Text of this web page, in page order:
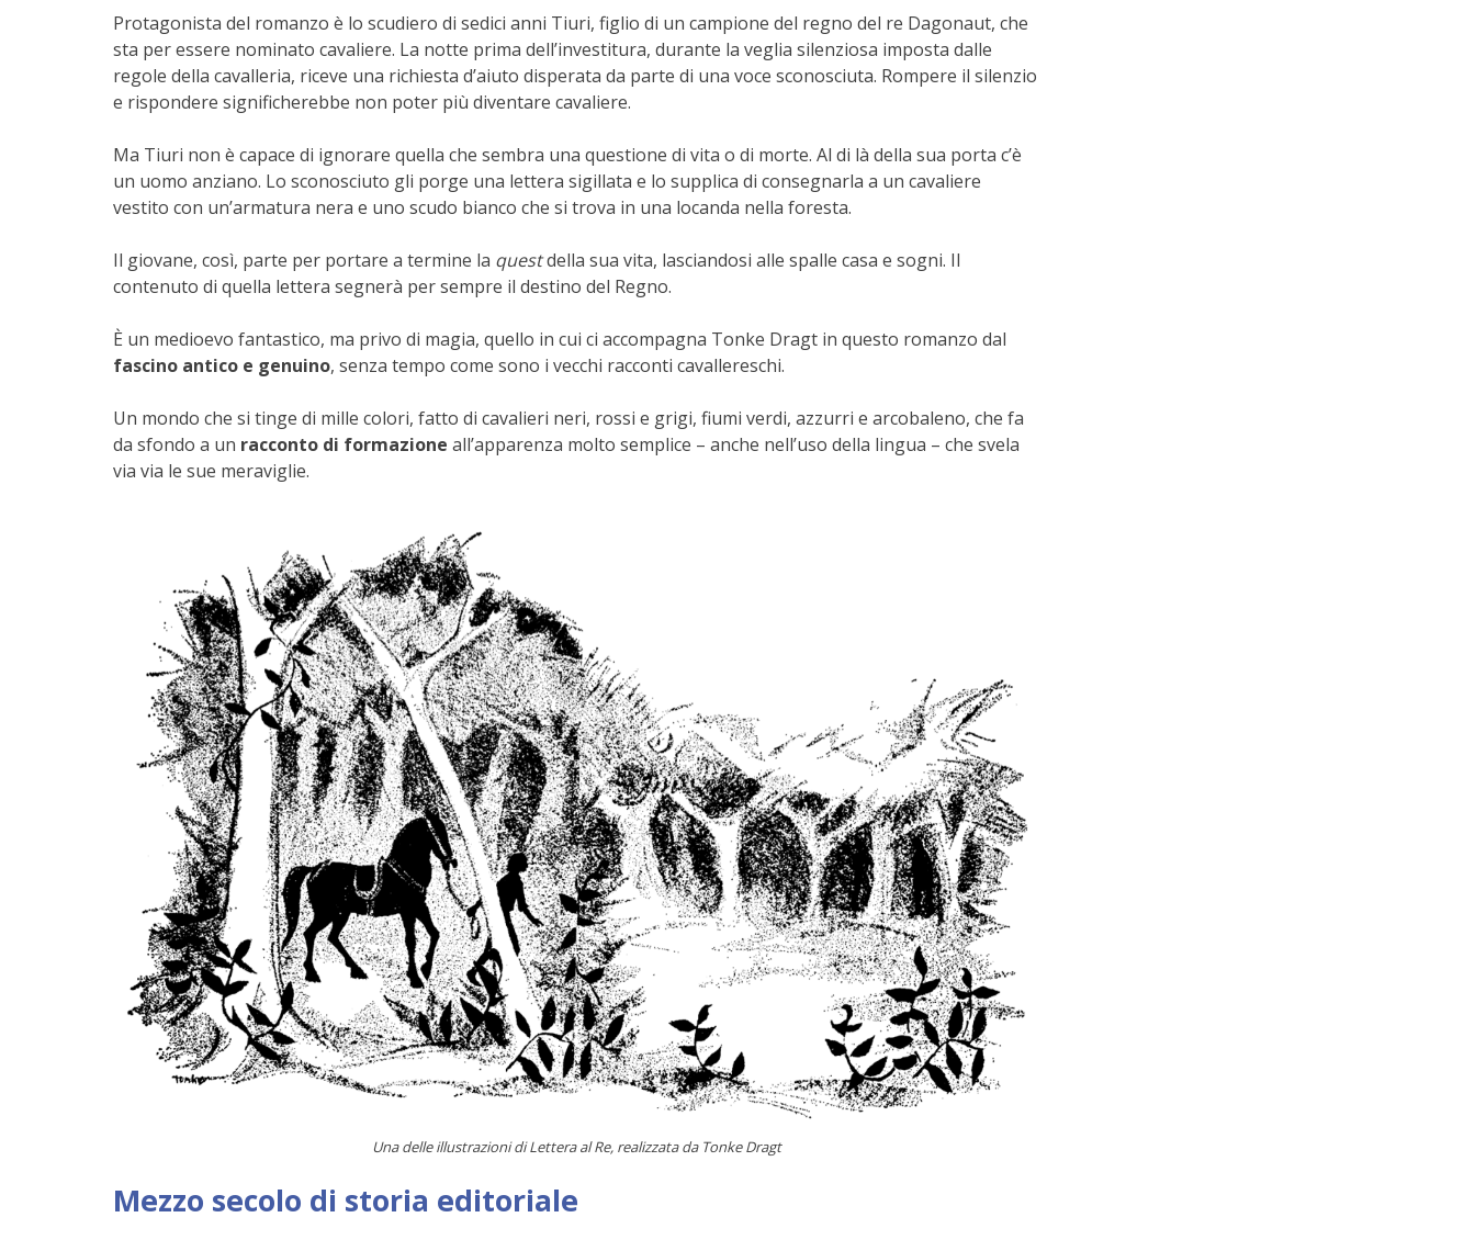
Protagonista del romanzo è lo scudiero di sedici anni Tiuri, figlio di un campione del regno del re Dagonaut, che
sta per essere nominato cavaliere. La notte prima dell’investitura, durante la veglia silenziosa imposta dalle
regole della cavalleria, riceve una richiesta d’aiuto disperata da parte di una voce sconosciuta. Rompere il silenzio
e rispondere significherebbe non poter più diventare cavaliere.
Ma Tiuri non è capace di ignorare quella che sembra una questione di vita o di morte. Al di là della sua porta c’è
un uomo anziano. Lo sconosciuto gli porge una lettera sigillata e lo supplica di consegnarla a un cavaliere
vestito con un’armatura nera e uno scudo bianco che si trova in una locanda nella foresta.
Il giovane, così, parte per portare a termine la questdella sua vita, lasciandosi alle spalle casa e sogni. Il
contenuto di quella lettera segnerà per sempre il destino del Regno.
È un medioevo fantastico, ma privo di magia, quello in cui ci accompagna Tonke Dragt in questo romanzo dal
fascino antico e genuino, senza tempo come sono i vecchi racconti cavallereschi.
Un mondo che si tinge di mille colori, fatto di cavalieri neri, rossi e grigi, fiumi verdi, azzurri e arcobaleno, che fa
da sfondo a un racconto di formazione all’apparenza molto semplice – anche nell’uso della lingua – che svela
via via le sue meraviglie.
Una delle illustrazioni di Lettera al Re, realizzata da Tonke Dragt
Mezzo secolo di storia editoriale